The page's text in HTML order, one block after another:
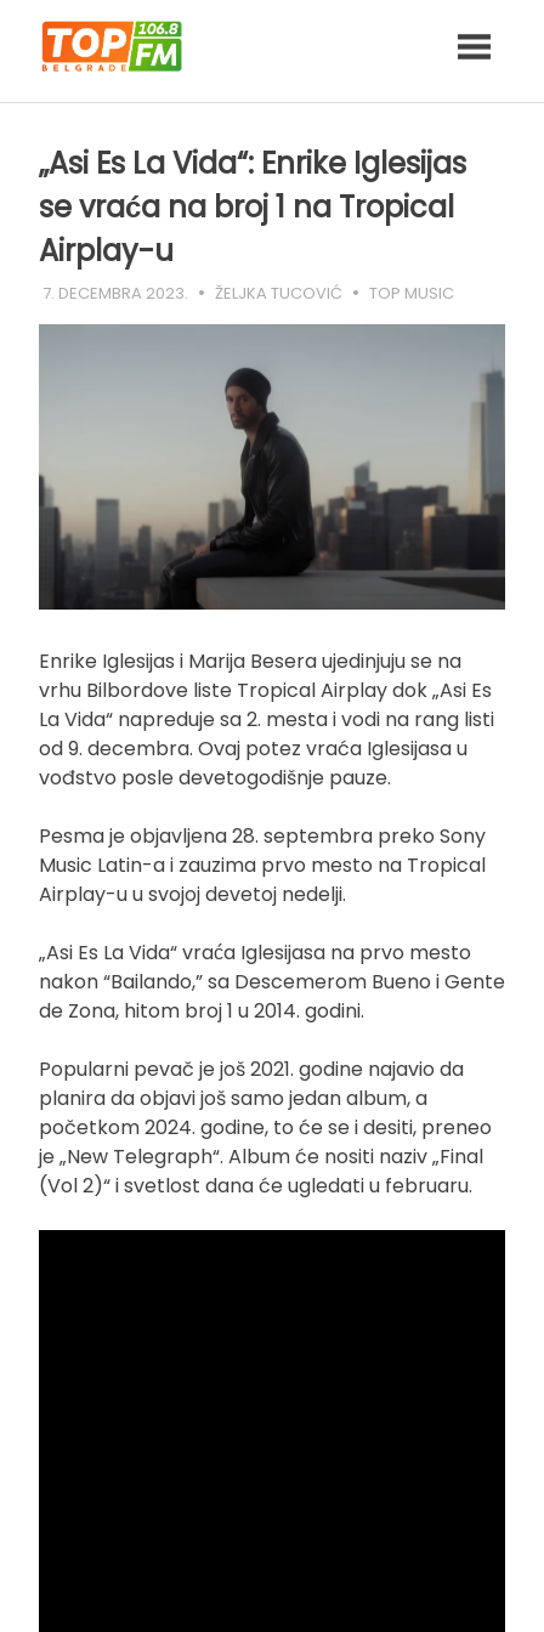
content
„Asi Es La Vida“: Enrike Iglesijas
se vraća na broj 1 na Tropical
Airplay-u
7. DECEMBRA 2023. ŽELJKA TUCOVIĆ TOP MUSIC
Enrike Iglesijas i Marija Besera ujedinjuju se na
vrhu Bilbordove liste Tropical Airplay dok „Asi Es
La Vida“ napreduje sa 2. mesta i vodi na rang listi
od 9. decembra. Ovaj potez vraća Iglesijasa u
vođstvo posle devetogodišnje pauze.
Pesma je objavljena 28. septembra preko Sony
Music Latin-a i zauzima prvo mesto na Tropical
Airplay-u u svojoj devetoj nedelji.
„Asi Es La Vida“ vraća Iglesijasa na prvo mesto
nakon “Bailando,” sa Descemerom Bueno i Gente
de Zona, hitom broj 1 u 2014. godini.
Popularni pevač je još 2021. godine najavio da
planira da objavi još samo jedan album, a
početkom 2024. godine, to će se i desiti, preneo
je „New Telegraph“. Album će nositi naziv „Final
(Vol 2)“ i svetlost dana će ugledati u februaru.